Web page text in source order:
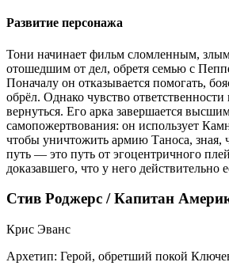
Развитие персонажа
Тони начинает фильм сломленным,
отошедшим от дел, обретя семью с
Поначалу он отказывается помогать,
обрёл. Однако чувство ответственности
вернуться. Его арка завершается
самопожертвования: он использует
чтобы уничтожить армию Таноса, зная,
путь — это путь от эгоцентричного
доказавшего, что у него действительно
Стив Роджерс / Капитан
Крис Эванс
Архетип: Герой, обретший покой